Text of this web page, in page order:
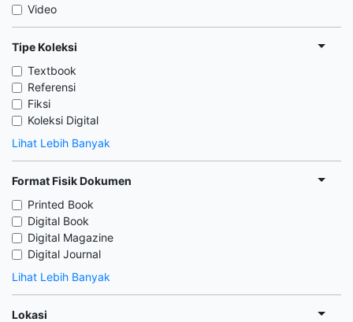
Video
Tipe Koleksi
Textbook
Referensi
Fiksi
Koleksi Digital
Lihat Lebih Banyak
Format Fisik Dokumen
Printed Book
Digital Book
Digital Magazine
Digital Journal
Lihat Lebih Banyak
Lokasi